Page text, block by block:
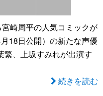
崎周平の人気コミックが
18日公開）の新たな声優
繁、上坂すみれが出演す
続きを読む